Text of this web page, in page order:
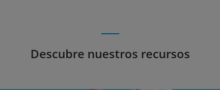
Descubre nuestros recursos